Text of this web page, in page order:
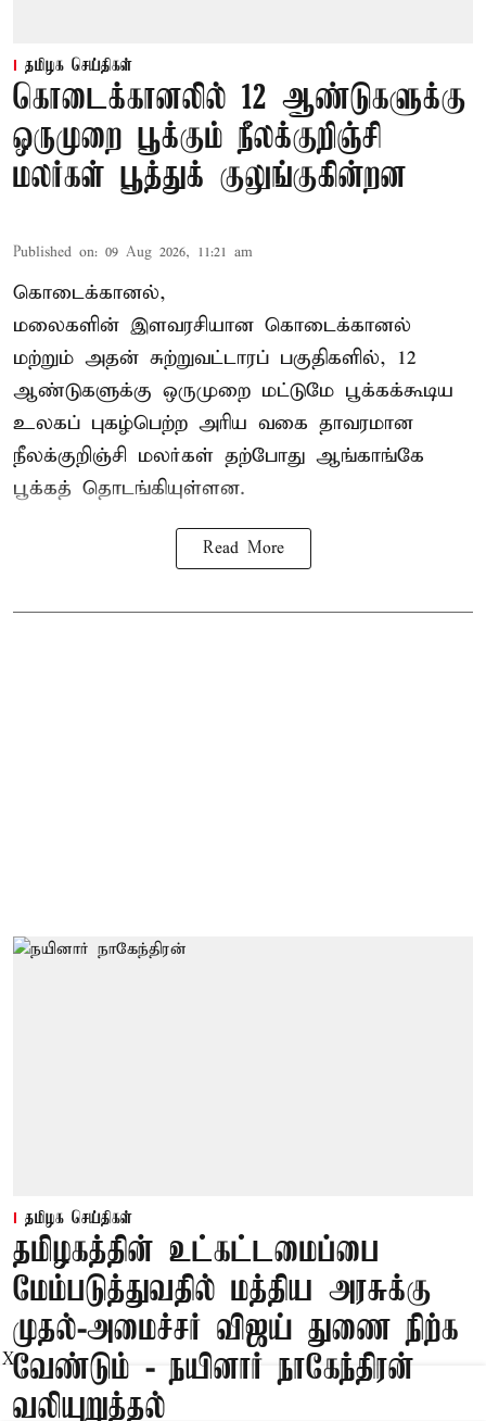
தமிழக செய்திகள்
கொடைக்கானலில் 12 ஆண்டுகளுக்கு
ஒருமுறை பூக்கும் நீலக்குறிஞ்சி
மலர்கள் பூத்துக் குலுங்குகின்றன
Published on: 09 Aug 2026, 11:21 am
கொடைக்கானல்,
மலைகளின் இளவரசியான கொடைக்கானல்
மற்றும் அதன் சுற்றுவட்டாரப் பகுதிகளில், 12
ஆண்டுகளுக்கு ஒருமுறை மட்டுமே பூக்கக்கூடிய
உலகப் புகழ்பெற்ற அரிய வகை தாவரமான
நீலக்குறிஞ்சி மலர்கள் தற்போது ஆங்காங்கே
பூக்கத் தொடங்கியுள்ளன.
Read More
தமிழக செய்திகள்
தமிழகத்தின் உட்கட்டமைப்பை
மேம்படுத்துவதில் மத்திய அரசுக்கு
முதல்-அமைச்சர் விஜய் துணை நிற்க
வேண்டும் - நயினார் நாகேந்திரன்
வலியுறுத்தல்
X